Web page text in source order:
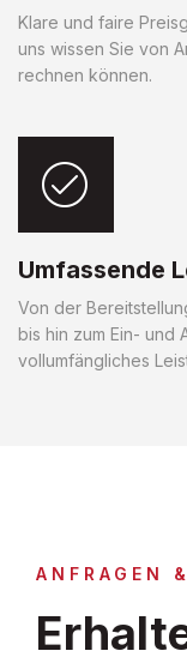
Klare und faire
uns wissen Sie von
rechnen können.
Umfassende
Von der
bis hin zum Ein- und
vollumfängliches
ANFRAGEN